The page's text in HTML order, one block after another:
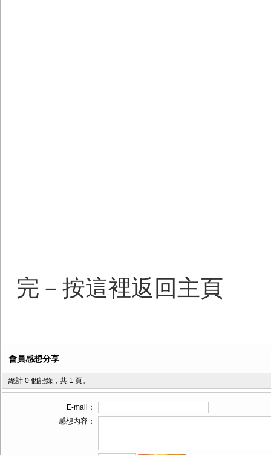
完－按這裡返回主頁
會員感想分享
總計 0 個記錄，共 1 頁。
E-mail：
感想內容：